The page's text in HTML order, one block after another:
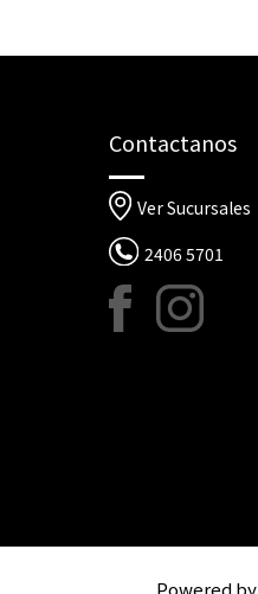
Contactanos
Ver Sucursales
2406 5701
Powered by